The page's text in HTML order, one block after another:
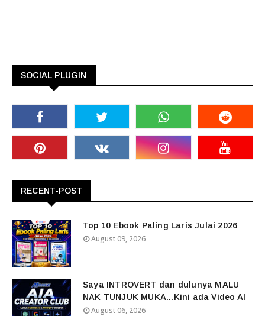
SOCIAL PLUGIN
RECENT-POST
Top 10 Ebook Paling Laris Julai 2026
August 09, 2026
Saya INTROVERT dan dulunya MALU
NAK TUNJUK MUKA...Kini ada Video AI
August 06, 2026